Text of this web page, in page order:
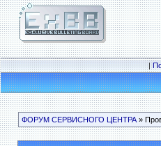
|
ФОРУМ СЕРВИСНОГО ЦЕНТРА»